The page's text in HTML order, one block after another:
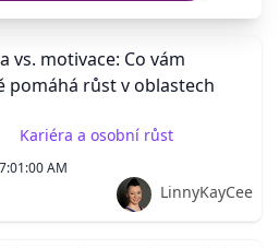
vs. motivace: Co vám
pomáhá růst v oblastech
Kariéra a osobní růst
AM
LinnyKayCee